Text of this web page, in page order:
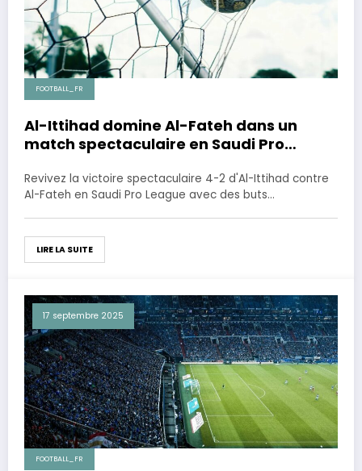
FOOTBALL_FR
Al-Ittihad domine Al-Fateh dans un
match spectaculaire en Saudi Pro
Revivez la victoire spectaculaire 4-2 d'Al-Ittihad contre
Al-Fateh en Saudi Pro League avec des buts…
LIRE LA SUITE
17 septembre 2025
FOOTBALL_FR